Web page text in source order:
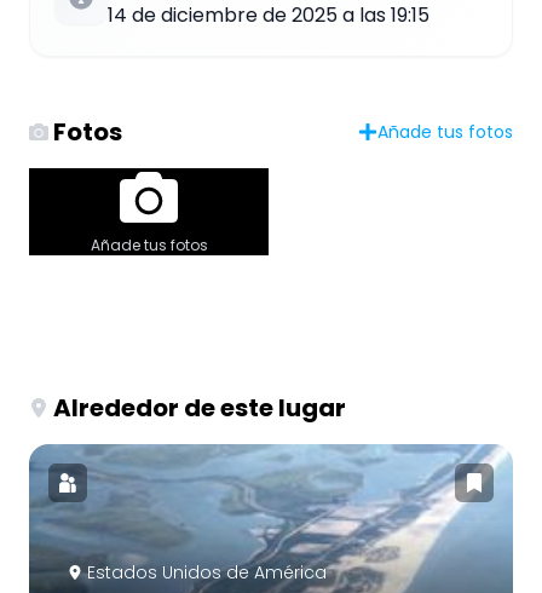
14 de diciembre de 2025 a las 19:15
Fotos Añade tus fotos
Añade tus fotos
Alrededor de este lugar
Estados Unidos de América